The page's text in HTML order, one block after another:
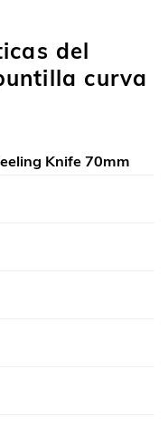
del
curva
Knife 70mm